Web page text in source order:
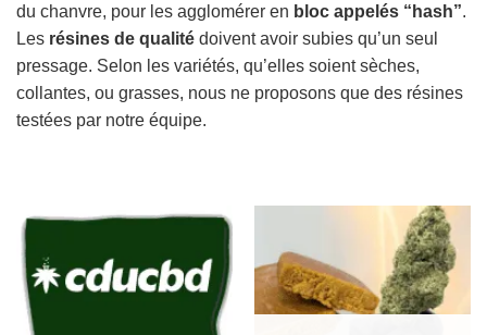
du chanvre, pour les agglomérer en bloc appelés “hash”.
Les résines de qualité doivent avoir subies qu’un seul
pressage. Selon les variétés, qu’elles soient sèches,
collantes, ou grasses, nous ne proposons que des résines
testées par notre équipe.